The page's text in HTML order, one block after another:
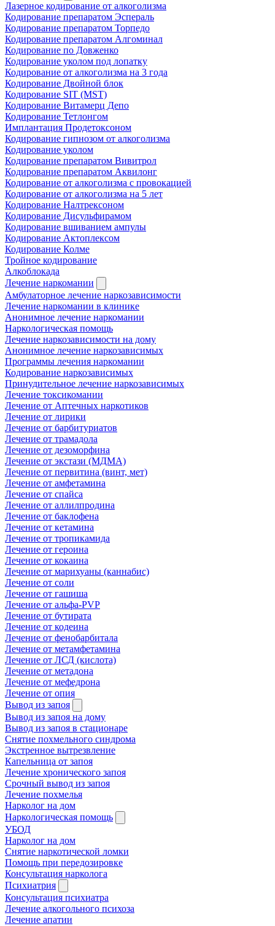
Лазерное кодирование от алкоголизма
Кодирование препаратом Эспераль
Кодирование препаратом Торпедо
Кодирование препаратом Алгоминал
Кодирование по Довженко
Кодирование уколом под лопатку
Кодирование от алкоголизма на 3 года
Кодирование Двойной блок
Кодирование SIT (MST)
Кодирование Витамерц Депо
Кодирование Тетлонгом
Имплантация Продетоксоном
Кодирование гипнозом от алкоголизма
Кодирование уколом
Кодирование препаратом Вивитрол
Кодирование препаратом Аквилонг
Кодирование от алкоголизма с провокацией
Кодирование от алкоголизма на 5 лет
Кодирование Налтрексоном
Кодирование Дисульфирамом
Кодирование вшиванием ампулы
Кодирование Актоплексом
Кодирование Колме
Тройное кодирование
Алкоблокада
Лечение наркомании
Амбулаторное лечение наркозависимости
Лечение наркомании в клинике
Анонимное лечение наркомании
Наркологическая помощь
Лечение наркозависимости на дому
Анонимное лечение наркозависимых
Программы лечения наркомании
Кодирование наркозависимых
Принудительное лечение наркозависимых
Лечение токсикомании
Лечение от Аптечных наркотиков
Лечение от лирики
Лечение от барбитуриатов
Лечение от трамадола
Лечение от дезоморфина
Лечение от экстази (МДМА)
Лечение от первитина (винт, мет)
Лечение от амфетамина
Лечение от спайса
Лечение от аллилпродина
Лечение от баклофена
Лечение от кетамина
Лечение от тропикамида
Лечение от героина
Лечение от кокаина
Лечение от марихуаны (каннабис)
Лечение от соли
Лечение от гашиша
Лечение от альфа-PVP
Лечение от бутирата
Лечение от кодеина
Лечение от фенобарбитала
Лечение от метамфетамина
Лечение от ЛСД (кислота)
Лечение от метадона
Лечение от мефедрона
Лечение от опия
Вывод из запоя
Вывод из запоя на дому
Вывод из запоя в стационаре
Снятие похмельного синдрома
Экстренное вытрезвление
Капельница от запоя
Лечение хронического запоя
Срочный вывод из запоя
Лечение похмелья
Нарколог на дом
Наркологическая помощь
УБОД
Нарколог на дом
Снятие наркотической ломки
Помощь при передозировке
Консультация нарколога
Психиатрия
Консультация психиатра
Лечение алкогольного психоза
Лечение апатии